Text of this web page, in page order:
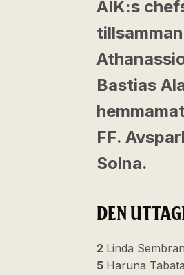
AIK:s
Bastias
FF.
Solna.
DEN
2 Linda
5 Haruna Tabata